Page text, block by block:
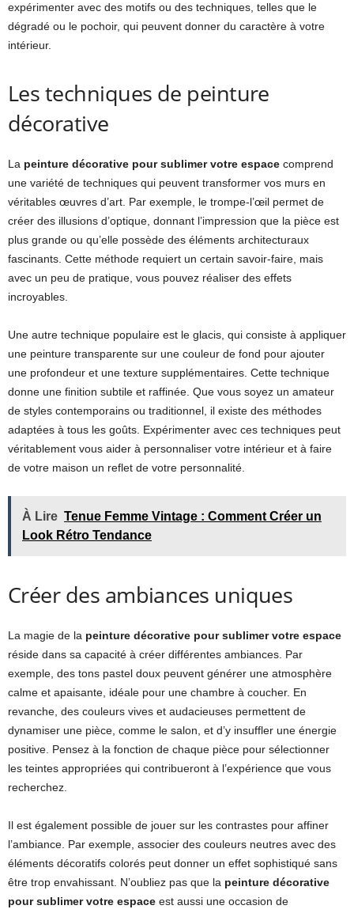
expérimenter avec des motifs ou des techniques, telles que le
dégradé ou le pochoir, qui peuvent donner du caractère à votre
intérieur.
Les techniques de peinture
décorative
La peinture décorative pour sublimer votre espace comprend
une variété de techniques qui peuvent transformer vos murs en
véritables œuvres d’art. Par exemple, le trompe-l’œil permet de
créer des illusions d’optique, donnant l’impression que la pièce est
plus grande ou qu’elle possède des éléments architecturaux
fascinants. Cette méthode requiert un certain savoir-faire, mais
avec un peu de pratique, vous pouvez réaliser des effets
incroyables.
Une autre technique populaire est le glacis, qui consiste à appliquer
une peinture transparente sur une couleur de fond pour ajouter
une profondeur et une texture supplémentaires. Cette technique
donne une finition subtile et raffinée. Que vous soyez un amateur
de styles contemporains ou traditionnel, il existe des méthodes
adaptées à tous les goûts. Expérimenter avec ces techniques peut
véritablement vous aider à personnaliser votre intérieur et à faire
de votre maison un reflet de votre personnalité.
À Lire Tenue Femme Vintage : Comment Créer un
Look Rétro Tendance
Créer des ambiances uniques
La magie de la peinture décorative pour sublimer votre espace
réside dans sa capacité à créer différentes ambiances. Par
exemple, des tons pastel doux peuvent générer une atmosphère
calme et apaisante, idéale pour une chambre à coucher. En
revanche, des couleurs vives et audacieuses permettent de
dynamiser une pièce, comme le salon, et d’y insuffler une énergie
positive. Pensez à la fonction de chaque pièce pour sélectionner
les teintes appropriées qui contribueront à l’expérience que vous
recherchez.
Il est également possible de jouer sur les contrastes pour affiner
l’ambiance. Par exemple, associer des couleurs neutres avec des
éléments décoratifs colorés peut donner un effet sophistiqué sans
être trop envahissant. N’oubliez pas que la peinture décorative
pour sublimer votre espace est aussi une occasion de